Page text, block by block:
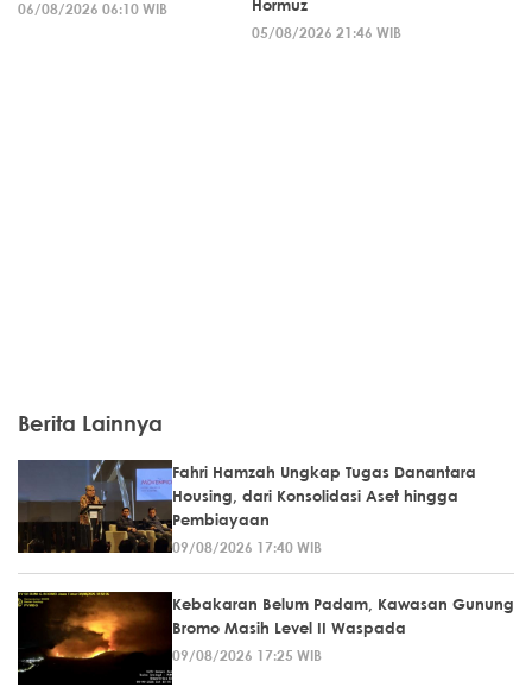
06/08/2026 06:10 WIB
Hormuz
05/08/2026 21:46 WIB
Berita Lainnya
Fahri Hamzah Ungkap Tugas Danantara
Housing, dari Konsolidasi Aset hingga
Pembiayaan
09/08/2026 17:40 WIB
Kebakaran Belum Padam, Kawasan Gunung
Bromo Masih Level II Waspada
09/08/2026 17:25 WIB